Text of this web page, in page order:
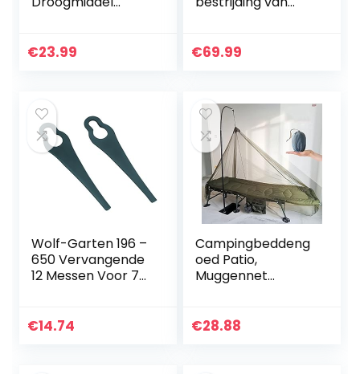
natuurlijke
vegetatie – Klaar
voor gebruik
€23.99
ml
€69.99
Wolf-Garten 196 –
650 Vervangende
12 Messen Voor 72
€14.74
Campingbeddeng
oed Patio,
Muggennet
Insectenwerende
€28.88